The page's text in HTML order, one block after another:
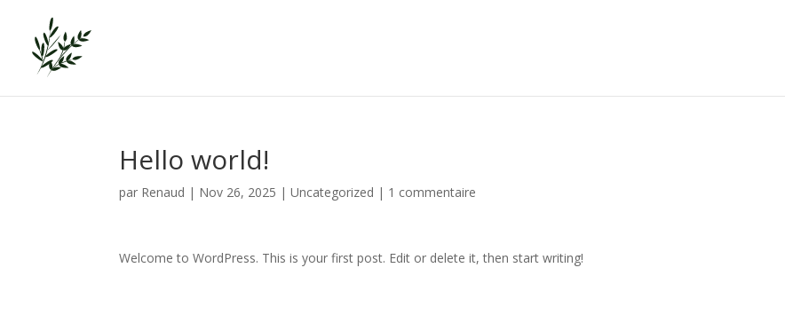
Hello world!
par Renaud | Nov 26, 2025 |Uncategorized | 1 commentaire
Welcome to WordPress. This is your first post. Edit or delete it, then start writing!